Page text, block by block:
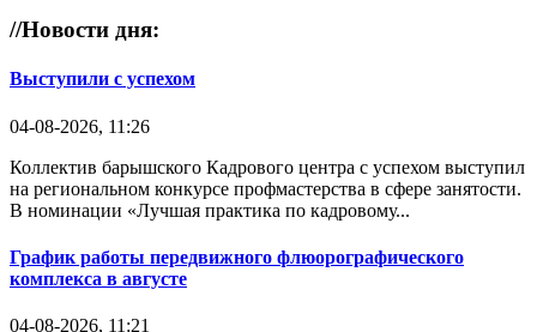
//Новости дня:
Выступили с успехом
04-08-2026, 11:26
Коллектив барышского Кадрового центра с успехом выступил
на региональном конкурсе профмастерства в сфере занятости.
В номинации «Лучшая практика по кадровому...
График работы передвижного флюорографического
комплекса в августе
04-08-2026, 11:21